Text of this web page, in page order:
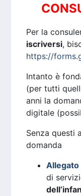
Per la
iscriversi,
https://
Intanto è
(per tutti
anni la
digitale
Senza questi
domanda
Allegato
di